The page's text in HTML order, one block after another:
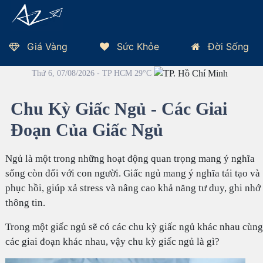
Giá Vàng Sức Khỏe Đời Sống
Trang Chủ Sức Khỏe Dinh Dưỡng
Chu Kỳ Giấc Ngủ - Các Giai
Thứ 6, 07/08/2026 - TP HCM 29°C
Chu Kỳ Giấc Ngủ - Các Giai
Đoạn Của Giấc Ngủ
Ngủ là một trong những hoạt động quan trọng mang ý nghĩa
sống còn đối với con người. Giấc ngủ mang ý nghĩa tái tạo và
phục hồi, giúp xả stress và nâng cao khả năng tư duy, ghi nhớ
thông tin.
Trong một giấc ngủ sẽ có các chu kỳ giấc ngủ khác nhau cùng
các giai đoạn khác nhau, vậy chu kỳ giấc ngủ là gì?